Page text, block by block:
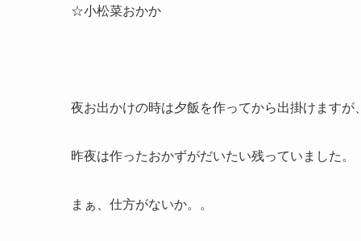
☆小松菜おかか
夜お出かけの時は夕飯を作ってから出掛けますが
昨夜は作ったおかずがだいたい残っていました。
まぁ、仕方がないか。。